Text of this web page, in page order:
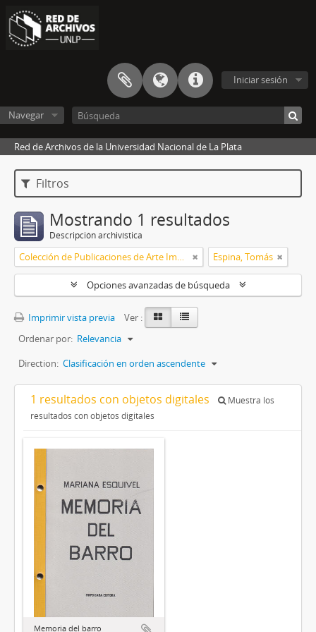
Iniciar sesión
Navegar
Red de Archivos de la Universidad Nacional de La Plata
Filtros
Mostrando 1 resultados
Descripción archivística
Colección de Publicaciones de Arte Impreso Espina, Tomás
Opciones avanzadas de búsqueda
Imprimir vista previa
Ver :
Ordenar por: Relevancia
Direction: Clasificación en orden ascendente
1 resultados con objetos digitales
Muestra los
resultados con objetos digitales
Memoria del barro